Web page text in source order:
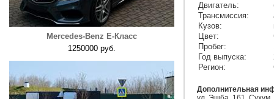
Mercedes-Benz E-Класс
1250000 руб.
Двигатель:
Трансмиссия:
Кузов:
Цвет:
Пробег:
Год выпуска:
Регион:
Дополнительная